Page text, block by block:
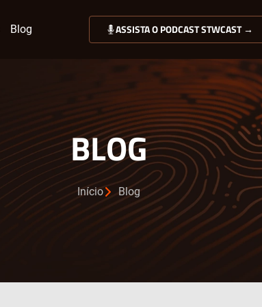
Blog ASSISTA O PODCAST STWCAST →
BLOG
Início Blog